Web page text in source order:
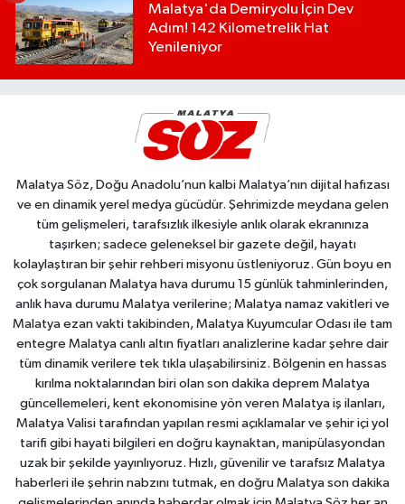
Malatya'da Demiryolu İçin Dev
Adım! 142 Kilometrelik Hat
Yenileniyor
Malatya Söz, Doğu Anadolu’nun kalbi Malatya’nın dijital hafızası
ve en dinamik yerel medya gücüdür. Şehrimizde meydana gelen
tüm gelişmeleri, tarafsızlık ilkesiyle anlık olarak ekranınıza
taşırken; sadece geleneksel bir gazete değil, hayatı
kolaylaştıran bir şehir rehberi misyonu üstleniyoruz. Gün boyu en
çok sorgulanan Malatya hava durumu 15 günlük tahminlerinden,
anlık hava durumu Malatya verilerine; Malatya namaz vakitleri ve
Malatya ezan vakti takibinden, Malatya Kuyumcular Odası ile tam
entegre Malatya canlı altın fiyatları analizlerine kadar şehre dair
tüm dinamik verilere tek tıkla ulaşabilirsiniz. Bölgenin en hassas
kırılma noktalarından biri olan son dakika deprem Malatya
güncellemeleri, kent ekonomisine yön veren Malatya iş ilanları,
Malatya Valisi tarafından yapılan resmi açıklamalar ve şehir içi yol
tarifi gibi hayati bilgileri en doğru kaynaktan, manipülasyondan
uzak bir şekilde yayınlıyoruz. Hızlı, güvenilir ve tarafsız Malatya
haberleri ile şehrin nabzını tutmak, en doğru Malatya son dakika